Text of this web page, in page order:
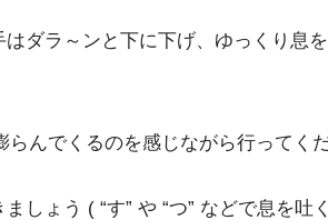
ダラ～ンと下に下げ、ゆっくり息
んでくるのを感じながら行ってくだ
しょう ( “す” や “つ” などで息を吐